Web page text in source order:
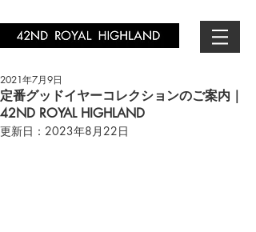
定番グッドイヤーコレクションのご案内｜
42ND ROYAL HIGHLAND
2021年7月9日
更新日： 2023年8月22日